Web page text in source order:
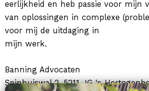
eerlijkheid en heb passie voor mijn
van oplossingen in complexe
voor mij de uitdaging in
mijn werk.
Banning Advocaten
Spinhuiswal 2, 5211 JG ‘s-